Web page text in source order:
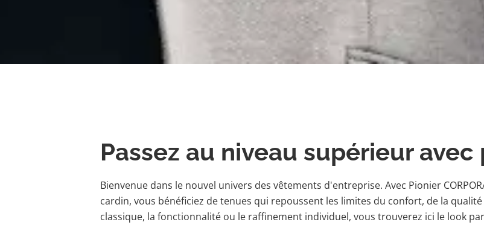
Passez au niveau supérieur
Bienvenue dans le nouvel univers des vêtements d'entreprise. Avec Pionier
cardin, vous bénéficiez de tenues qui repoussent les limites du confort, de la
classique, la fonctionnalité ou le raffinement individuel, vous trouverez ici le look